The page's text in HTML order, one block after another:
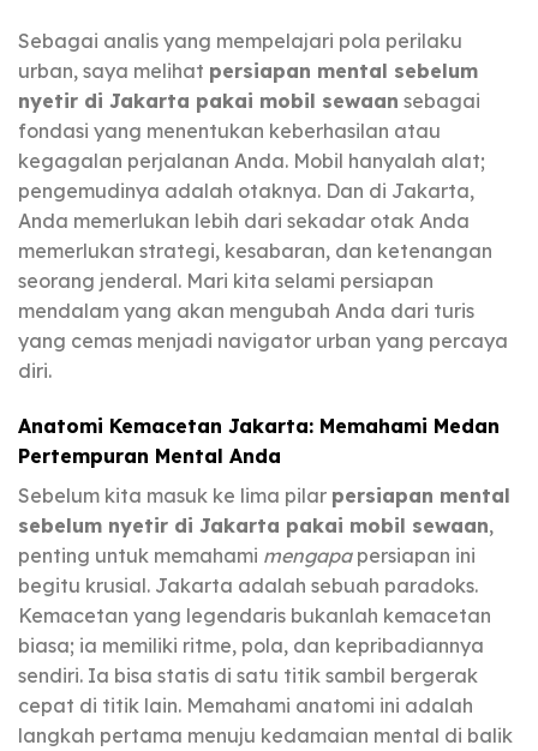
Sebagai analis yang mempelajari pola perilaku
urban, saya melihat persiapan mental sebelum
nyetir di Jakarta pakai mobil sewaan sebagai
fondasi yang menentukan keberhasilan atau
kegagalan perjalanan Anda. Mobil hanyalah alat;
pengemudinya adalah otaknya. Dan di Jakarta,
Anda memerlukan lebih dari sekadar otak Anda
memerlukan strategi, kesabaran, dan ketenangan
seorang jenderal. Mari kita selami persiapan
mendalam yang akan mengubah Anda dari turis
yang cemas menjadi navigator urban yang percaya
diri.
Anatomi Kemacetan Jakarta: Memahami Medan
Pertempuran Mental Anda
Sebelum kita masuk ke lima pilar persiapan mental
sebelum nyetir di Jakarta pakai mobil sewaan,
penting untuk memahami mengapapersiapan ini
begitu krusial. Jakarta adalah sebuah paradoks.
Kemacetan yang legendaris bukanlah kemacetan
biasa; ia memiliki ritme, pola, dan kepribadiannya
sendiri. Ia bisa statis di satu titik sambil bergerak
cepat di titik lain. Memahami anatomi ini adalah
langkah pertama menuju kedamaian mental di balik